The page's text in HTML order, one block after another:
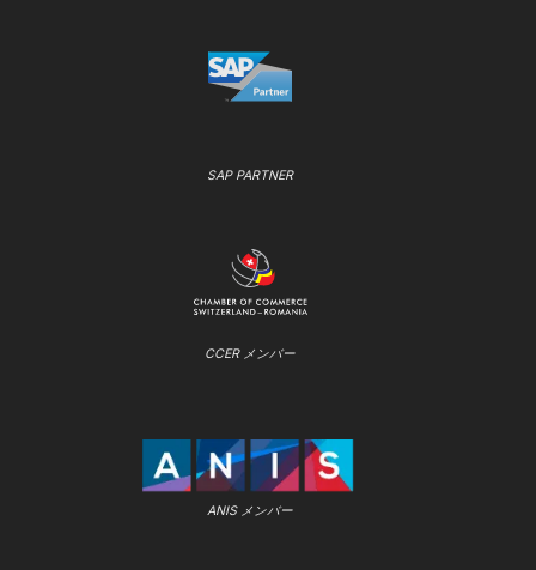
SAP PARTNER
CCER メンバー
ANIS メンバー